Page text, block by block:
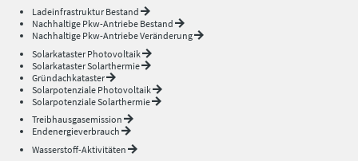
Ladeinfrastruktur Bestand
Nachhaltige Pkw-Antriebe Bestand
Nachhaltige Pkw-Antriebe Veränderung
Solarkataster Photovoltaik
Solarkataster Solarthermie
Gründachkataster
Solarpotenziale Photovoltaik
Solarpotenziale Solarthermie
Treibhausgasemission
Endenergieverbrauch
Wasserstoff-Aktivitäten